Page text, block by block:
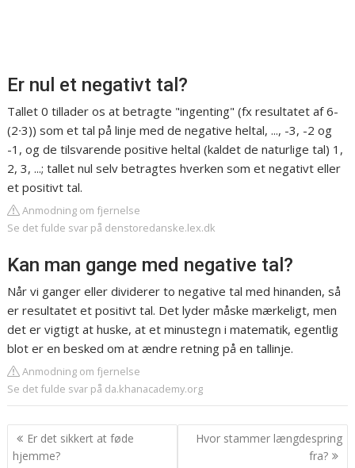
Er nul et negativt tal?
Tallet 0 tillader os at betragte "ingenting" (fx resultatet af 6-
(2∙3)) som et tal på linje med de negative heltal, ..., -3, -2 og
-1, og de tilsvarende positive heltal (kaldet de naturlige tal) 1,
2, 3, ...; tallet nul selv betragtes hverken som et negativt eller
et positivt tal.
Anmodning om fjernelse
Se det fulde svar på denstoredanske.lex.dk
Kan man gange med negative tal?
Når vi ganger eller dividerer to negative tal med hinanden, så
er resultatet et positivt tal. Det lyder måske mærkeligt, men
det er vigtigt at huske, at et minustegn i matematik, egentlig
blot er en besked om at ændre retning på en tallinje.
Anmodning om fjernelse
Se det fulde svar på da.khanacademy.org
Indlægsnavigation
Er det sikkert at føde
hjemme?
Hvor stammer længdespring
fra?